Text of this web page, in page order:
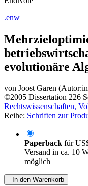
.enw
evolutionäre
von Joost Garen
©2005 Dissertation 226
Rechtswissenschaften,
Reihe: Schriften zur
Paperback für
Versand in ca. 10
möglich
In den Warenkorb